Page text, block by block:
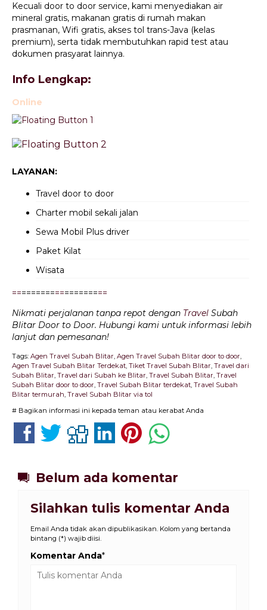
Kecuali door to door service, kami menyediakan air
mineral gratis, makanan gratis di rumah makan
prasmanan, Wifi gratis, akses tol trans-Java (kelas
premium), serta tidak membutuhkan rapid test atau
dokumen prasyarat lainnya.
Info Lengkap:
Online
LAYANAN:
Travel door to door
Charter mobil sekali jalan
Sewa Mobil Plus driver
Paket Kilat
Wisata
====================
Nikmati perjalanan tanpa repot dengan Travel Subah
Blitar Door to Door. Hubungi kami untuk informasi lebih
lanjut dan pemesanan!
Tags: Agen Travel Subah Blitar, Agen Travel Subah Blitar door to door,
Agen Travel Subah Blitar Terdekat, Tiket Travel Subah Blitar, Travel dari
Subah Blitar, Travel dari Subah ke Blitar, Travel Subah Blitar, Travel
Subah Blitar door to door, Travel Subah Blitar terdekat, Travel Subah
Blitar termurah, Travel Subah Blitar via tol
# Bagikan informasi ini kepada teman atau kerabat Anda
Belum ada komentar
Silahkan tulis komentar Anda
Email Anda tidak akan dipublikasikan. Kolom yang bertanda
bintang (*) wajib diisi.
Komentar Anda*